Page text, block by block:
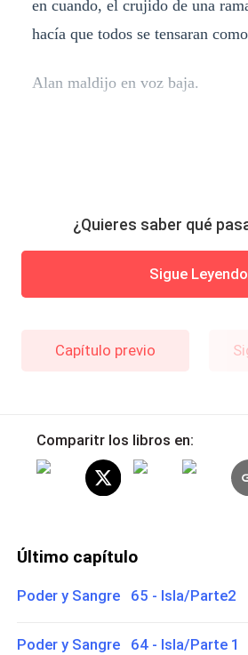
en cuando, el crujido de una
hacía que todos se tensaran
Alan maldijo en voz baja.
¿Quieres saber qué
Sigue Leyendo
Capítulo previo
Comparitr los libros en:
Último capítulo
Poder y Sangre 65 - Isla/Parte2
Poder y Sangre 64 - Isla/Parte 1